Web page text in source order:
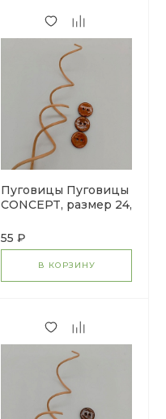
Пуговицы Пуговицы
CONCEPT, размер 24,
бронзовый
55 ₽
В КОРЗИНУ